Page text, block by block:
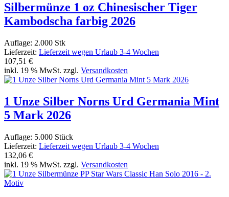
Silbermünze 1 oz Chinesischer Tiger
Kambodscha farbig 2026
Auflage: 2.000 Stk
Lieferzeit: Lieferzeit wegen Urlaub 3-4 Wochen
107,51 €
inkl. 19 % MwSt. zzgl. Versandkosten
1 Unze Silber Norns Urd Germania Mint
5 Mark 2026
Auflage: 5.000 Stück
Lieferzeit: Lieferzeit wegen Urlaub 3-4 Wochen
132,06 €
inkl. 19 % MwSt. zzgl. Versandkosten